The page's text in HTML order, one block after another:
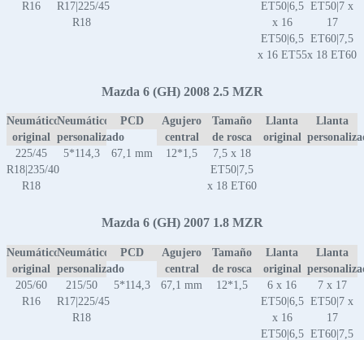
R16
R17|225/45
R18
ET50|6,5
x 16
ET50|6,5
x 16 ET55
ET50|7 x
17
ET60|7,5
x 18 ET60
Mazda 6 (GH) 2008 2.5 MZR
Neumático
original
Neumático
personalizado
PCD
Agujero
central
Tamaño
de rosca
Llanta
original
Llanta
225/45
R18|235/40
R18
5*114,3 67,1 mm 12*1,5
7,5 x 18
ET50|7,5
x 18 ET60
Mazda 6 (GH) 2007 1.8 MZR
Neumático
original
Neumático
personalizado
PCD
Agujero
central
Tamaño
de rosca
Llanta
original
Llanta
205/60
R16
215/50
R17|225/45
R18
5*114,3 67,1 mm 12*1,5
6 x 16
ET50|6,5
x 16
ET50|6,5
7 x 17
ET50|7 x
17
ET60|7,5